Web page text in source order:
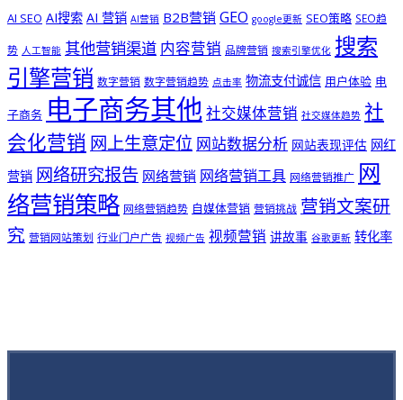
AI SEO AI搜索 AI 营销 AI营销 B2B营销 GEO google更新 SEO策略 SEO趋
势 人工智能 其他营销渠道 内容营销 品牌营销 搜索引擎优化 搜索
引擎营销 数字营销 数字营销趋势 点击率 物流支付诚信 用户体验 电
子商务 电子商务其他社交媒体营销 社交媒体趋势 社
会化营销 网上生意定位 网站数据分析 网站表现评估 网红
营销 网络研究报告 网络营销 网络营销工具 网络营销推广 网
络营销策略 网络营销趋势 自媒体营销 营销挑战 营销文案研
究 营销网站策划 行业门户广告 视频广告 视频营销 讲故事 谷歌更新 转化率